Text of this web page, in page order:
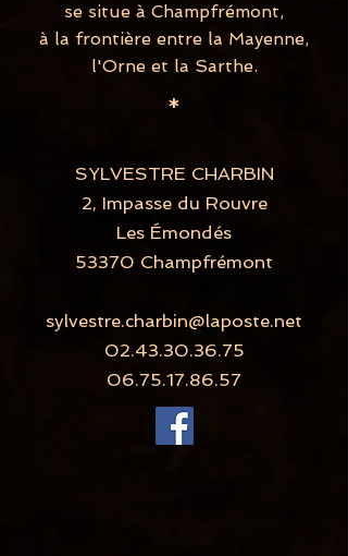
se situe à Champfrémont,
à la frontière entre la Mayenne,
l'Orne et la Sarthe.
*
SYLVESTRE CHARBIN
2, Impasse du Rouvre
Les Émondés
53370 Champfrémont
sylvestre.charbin@laposte.net
02.43.30.36.75
06.75.17.86.57